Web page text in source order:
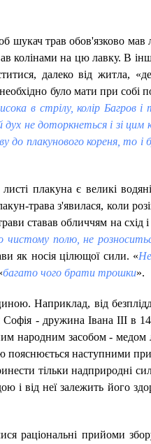
шукач трав обов'язково мав
колінами на цю лавку. В
далеко від житла,
було мати при собі
в стрілу, колір
не доторкнеться і зі
до плакунового кореня, то
плакуна є великі
трава з'явилася, коли
ставав обличчям на схід
чистому полю, не
як носія цілющої сили. «
багато чого брати трошки».
Наприклад, від
- дружина Івана III в
народним засобом - медом
пояснюється наступними
тільки надприродні
і від неї залежить його
раціональні прийоми